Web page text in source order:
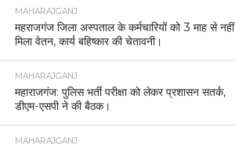
MAHARAJGANJ
महराजगंज जिला अस्पताल के कर्मचारियों को 3 माह से नहीं
मिला वेतन, कार्य बहिष्कार की चेतावनी।
MAHARAJGANJ
महाराजगंज: पुलिस भर्ती परीक्षा को लेकर प्रशासन सतर्क,
डीएम-एसपी ने की बैठक।
MAHARAJGANJ